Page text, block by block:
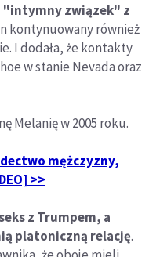
"intymny związek" z
kontynuowany również
I dodała, że kontakty
w stanie Nevada oraz
Melanię w 2005 roku.
mężczyzny,
>>
z Trumpem, a
platoniczną relację.